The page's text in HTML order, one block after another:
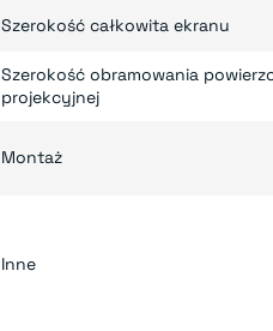
Szerokość całkowita ekranu
Szerokość obramowania
projekcyjnej
Montaż
Inne